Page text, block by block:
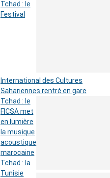
Tchad : le
Festival
International des Cultures
Sahariennes rentré en gare
Tchad : le
FICSA met
en lumière
la musique
acoustique
marocaine
Tchad : la
Tunisie